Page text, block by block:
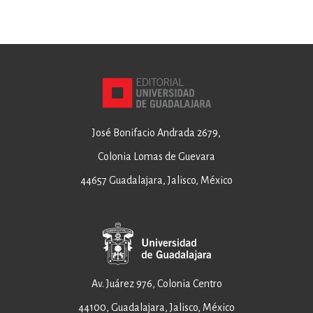
José Bonifacio Andrada 2679,
Colonia Lomas de Guevara
44657 Guadalajara, Jalisco, México
Av. Juárez 976, Colonia Centro
44100, Guadalajara, Jalisco, México